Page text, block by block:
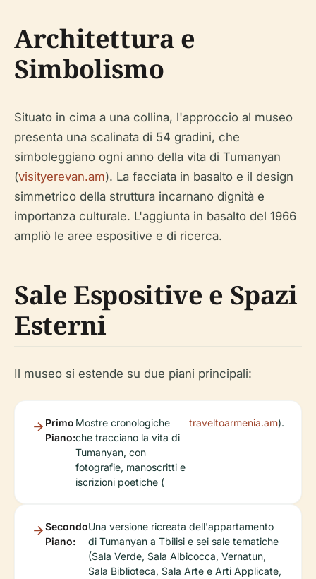
Architettura e
Simbolismo
Situato in cima a una collina, l'approccio al museo
presenta una scalinata di 54 gradini, che
simboleggiano ogni anno della vita di Tumanyan
(visityerevan.am). La facciata in basalto e il design
simmetrico della struttura incarnano dignità e
importanza culturale. L'aggiunta in basalto del 1966
ampliò le aree espositive e di ricerca.
Sale Espositive e Spazi
Esterni
Il museo si estende su due piani principali:
Primo
Piano:
Mostre cronologiche
che tracciano la vita di
Tumanyan, con
fotografie, manoscritti e
iscrizioni poetiche (
traveltoarmenia.am).
Secondo
Piano:
Una versione ricreata dell'appartamento
di Tumanyan a Tbilisi e sei sale tematiche
(Sala Verde, Sala Albicocca, Vernatun,
Sala Biblioteca, Sala Arte e Arti Applicate,